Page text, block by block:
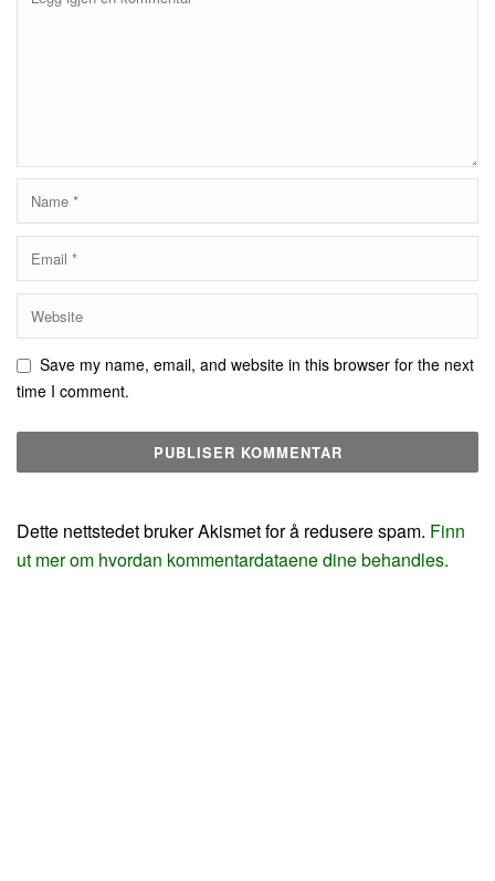
Save my name, email, and website in this browser for the next
time I comment.
Dette nettstedet bruker Akismet for å redusere spam. Finn
ut mer om hvordan kommentardataene dine behandles.